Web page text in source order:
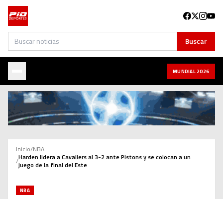
Buscar Buscar
MUNDIAL 2026
Inicio/NBA
/Harden lidera a Cavaliers al 3-2 ante Pistons y se colocan a un
juego de la final del Este
NBA